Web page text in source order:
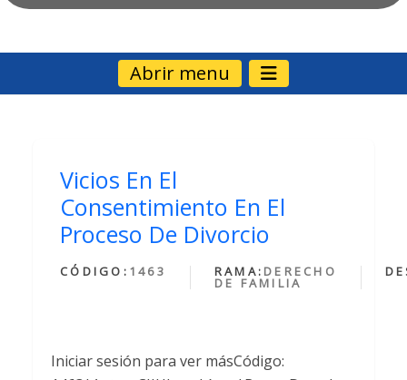
Abrir menu
Vicios En El
Consentimiento En El
Proceso De Divorcio
CÓDIGO: 1463 RAMA: DERECHO
DE FAMILIA
Iniciar sesión para ver másCódigo: